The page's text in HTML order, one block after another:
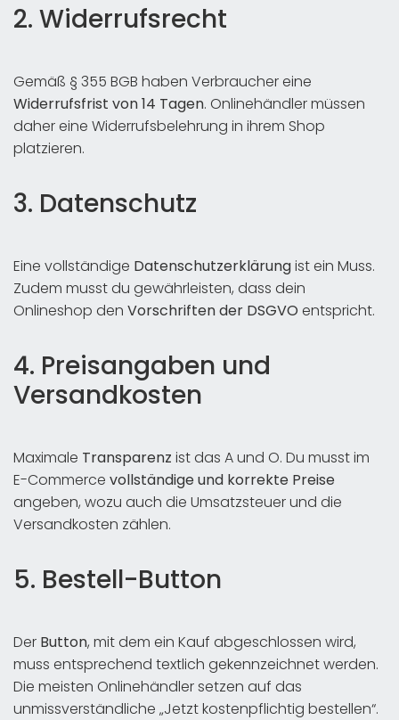
2. Widerrufsrecht
Gemäß § 355 BGB haben Verbraucher eine
Widerrufsfrist von 14 Tagen. Onlinehändler müssen
daher eine Widerrufsbelehrung in ihrem Shop
platzieren.
3. Datenschutz
Eine vollständige Datenschutzerklärungist ein Muss.
Zudem musst du gewährleisten, dass dein
Onlineshop den Vorschriften der DSGVO entspricht.
4. Preisangaben und
Versandkosten
Maximale Transparenz ist das A und O. Du musst im
E-Commerce vollständige und korrekte Preise
angeben, wozu auch die Umsatzsteuer und die
Versandkosten zählen.
5. Bestell-Button
Der Button, mit dem ein Kauf abgeschlossen wird,
muss entsprechend textlich gekennzeichnet werden.
Die meisten Onlinehändler setzen auf das
unmissverständliche „Jetzt kostenpflichtig bestellen“.